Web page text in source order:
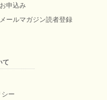
お申込み
メールマガジン読者登録
て
ー